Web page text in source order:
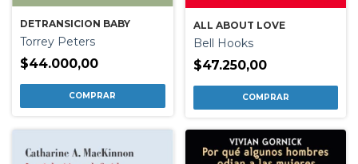
DETRANSICION BABY
Torrey Peters
$44.000,00
ALL ABOUT LOVE
Bell Hooks
$47.250,00